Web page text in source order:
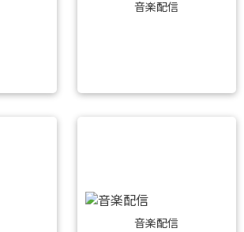
音楽配信
音楽配信